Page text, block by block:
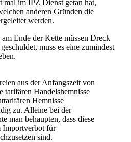
im IPZ Dienst getan hat,
anderen Gründen die
werden.
Ende der Kette müssen Dreck
muss es eine zumindest
aus der Anfangszeit von
tarifären Handelshemnisse
Hemnisse
zu. Alleine bei der
man behaupten, dass diese
Importverbot für
sind.